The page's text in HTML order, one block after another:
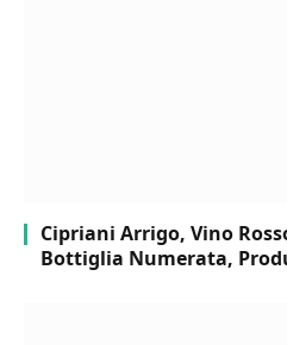
Cipriani Arrigo, Vino
Bottiglia Numerata,